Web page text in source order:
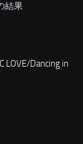
結果
LOVE/Dancing in